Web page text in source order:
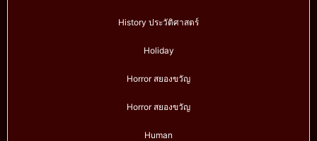
History ประวัติศาสตร์
Holiday
Horror สยองขวัญ
Horror สยองขวัญ
Human